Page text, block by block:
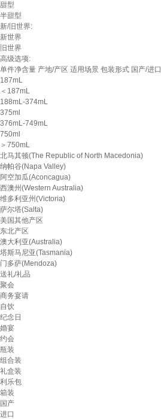
甜型
半甜型
新/旧世界:
新世界
旧世界
高级选项:
单件净含量 产地/产区 适用场景 包装形式 国产/进口
187mL
＜187mL
188mL-374mL
375ml
376mL-749mL
750ml
＞750mL
北马其顿(The Republic of North Macedonia)
纳帕谷(Napa Valley)
阿空加瓜(Aconcagua)
西澳州(Western Australia)
维多利亚州(Victoria)
萨尔塔(Salta)
美国其他产区
东北产区
澳大利亚(Australia)
塔斯马尼亚(Tasmania)
门多萨(Mendoza)
送礼/礼品
聚会
商务宴请
自饮
纪念日
婚宴
约会
瓶装
组合装
礼盒装
利乐包
箱装
国产
进口